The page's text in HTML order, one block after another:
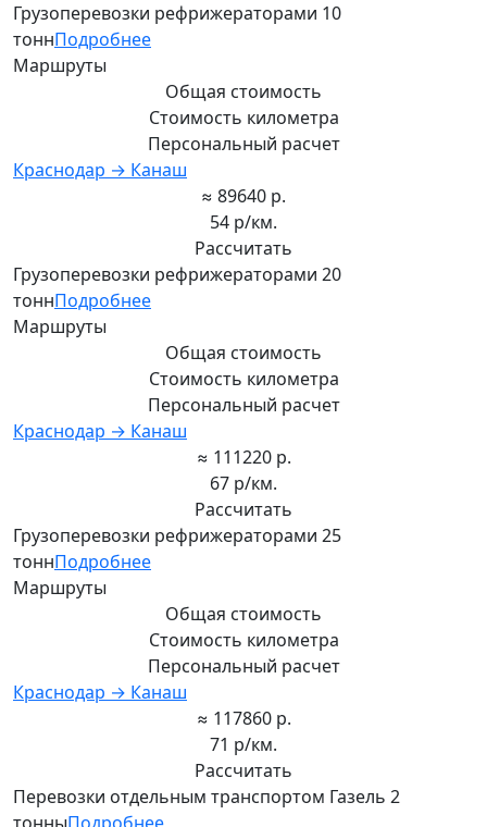
Грузоперевозки рефрижераторами 10
тоннПодробнее
Маршруты
Общая стоимость
Стоимость километра
Персональный расчет
Краснодар → Канаш
≈ 89640 р.
54 р/км.
Рассчитать
Грузоперевозки рефрижераторами 20
тоннПодробнее
Маршруты
Общая стоимость
Стоимость километра
Персональный расчет
Краснодар → Канаш
≈ 111220 р.
67 р/км.
Рассчитать
Грузоперевозки рефрижераторами 25
тоннПодробнее
Маршруты
Общая стоимость
Стоимость километра
Персональный расчет
Краснодар → Канаш
≈ 117860 р.
71 р/км.
Рассчитать
Перевозки отдельным транспортом Газель 2